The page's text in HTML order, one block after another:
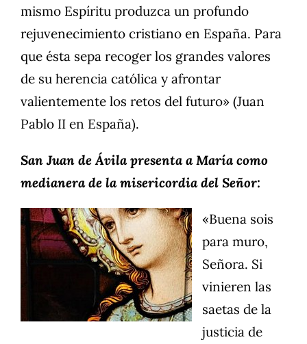
mismo Espíritu produzca un profundo
rejuvenecimiento cristiano en España. Para
que ésta sepa recoger los grandes valores
de su herencia católica y afrontar
valientemente los retos del futuro» (Juan
Pablo II en España).
San Juan de Ávila presenta a María como
medianera de la misericordia del Señor:
«Buena sois
para muro,
Señora. Si
vinieren las
saetas de la
justicia de